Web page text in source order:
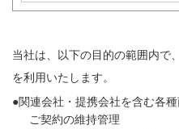
当社は、以下の目的の範囲内で
を利用いたします。
●関連会社・提携会社を含む各
ご契約の維持管理